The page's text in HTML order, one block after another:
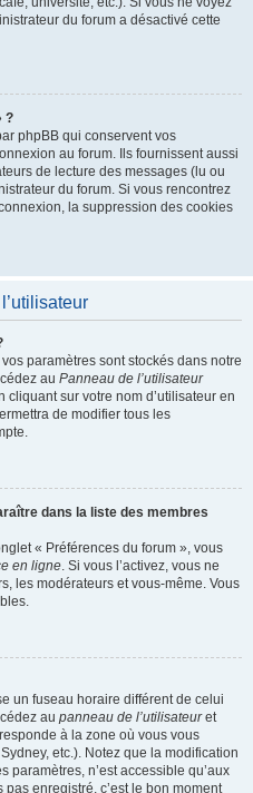
du forum a désactivé cette
?
phpBB qui conservent vos
au forum. Ils fournissent aussi
de lecture des messages (lu ou
du forum. Si vous rencontrez
la suppression des cookies
paramètres sont stockés dans notre
au Panneau de l’utilisateur
sur votre nom d’utilisateur en
de modifier tous les
dans la liste des membres
« Préférences du forum », vous
en ligne. Si vous l’activez, vous ne
les modérateurs et vous-même. Vous
un fuseau horaire différent de celui
au panneau de l’utilisateuret
à la zone où vous vous
etc.). Notez que la modification
paramètres, n’est accessible qu’aux
enregistré, c’est le bon moment